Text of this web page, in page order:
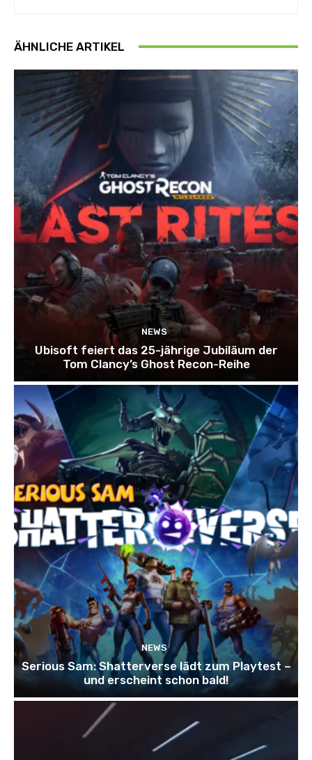
ÄHNLICHE ARTIKEL
NEWS
Ubisoft feiert das 25-jährige Jubiläum der
Tom Clancy’s Ghost Recon-Reihe
NEWS
Serious Sam: Shatterverse lädt zum Playtest –
und erscheint schon bald!